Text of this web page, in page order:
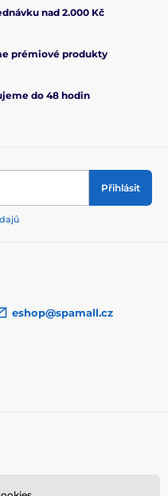
nad 2.000 Kč
prémiové produkty
do 48 hodin
Přihlásit
eshop@spamall.cz